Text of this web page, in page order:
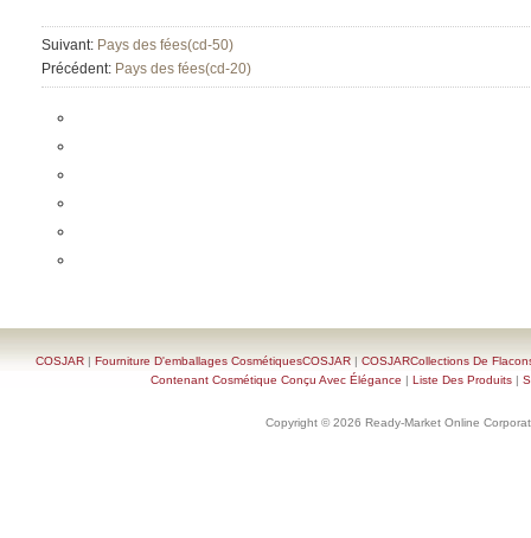
Suivant: Pays des fées(cd-50)
Précédent: Pays des fées(cd-20)
COSJAR | Fourniture D'emballages CosmétiquesCOSJAR | COSJARCollections De
Contenant Cosmétique Conçu Avec Élégance | Liste Des Produits |
Copyright © 2026 Ready-Market Online